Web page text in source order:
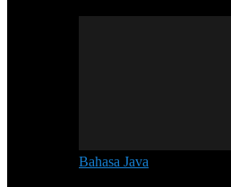
Bahasa Java